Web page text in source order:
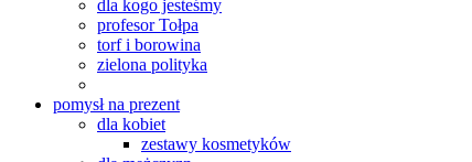
dla kogo jesteśmy
profesor Tołpa
torf i borowina
zielona polityka
pomysł na prezent
dla kobiet
zestawy kosmetyków